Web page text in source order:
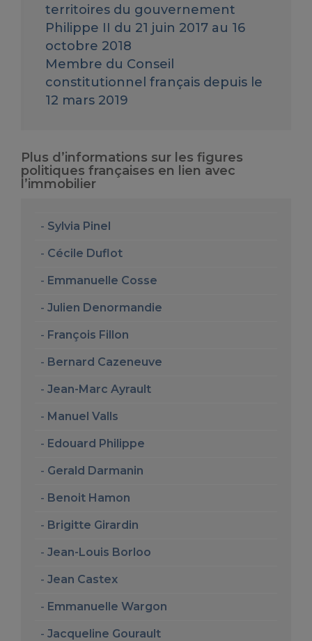
territoires du gouvernement
Philippe II du 21 juin 2017 au 16
octobre 2018
Membre du Conseil
constitutionnel français depuis le
12 mars 2019
Plus d’informations sur les figures
politiques françaises en lien avec
l’immobilier
Sylvia Pinel
Cécile Duflot
Emmanuelle Cosse
Julien Denormandie
François Fillon
Bernard Cazeneuve
Jean-Marc Ayrault
Manuel Valls
Edouard Philippe
Gerald Darmanin
Benoit Hamon
Brigitte Girardin
Jean-Louis Borloo
Jean Castex
Emmanuelle Wargon
Jacqueline Gourault